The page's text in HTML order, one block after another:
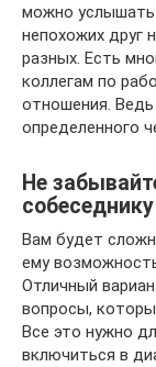
можно услышать
непохожих друг
разных. Есть
коллегам по
отношения.
определенного
Не
собеседнику
Вам будет
ему
Отличный
вопросы,
Все это нужно
включиться в